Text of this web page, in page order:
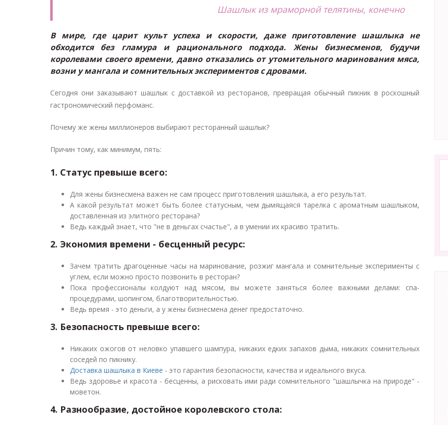
Шашлык из мраморной телятины, конечно
В мире, где царит культ успеха и скорости, даже приготовление шашлыка не
обходится без гламура и рационального подхода. Жены бизнесменов, будучи
королевами своего времени, давно отказались от утомительного маринования мяса,
возни у мангала и сомнительных экспериментов с дровами.
Сегодня они заказывают шашлык с доставкой из ресторанов, превращая обычный пикник в роскошный
гастрономический перфоманс.
Почему же жены миллионеров выбирают ресторанный шашлык?
Причин тому, как минимум, пять:
1. Статус превыше всего:
Для жены бизнесмена важен не сам процесс приготовления шашлыка, а его результат.
А какой результат может быть более статусным, чем дымящаяся тарелка с ароматным шашлыком,
доставленная из элитного ресторана?
Ведь каждый знает, что "не в деньгах счастье", а в умении их красиво тратить.
2. Экономия времени - бесценный ресурс:
Зачем тратить драгоценные часы на маринование, розжиг мангала и сомнительные эксперименты с
углем, если можно просто позвонить в ресторан?
Пока профессионалы колдуют над мясом, вы можете заняться более важными делами: спа-
процедурами, шопингом, благотворительностью.
Ведь время - это деньги, а у жены бизнесмена денег предостаточно.
3. Безопасность превыше всего:
Никаких ожогов от неловко упавшего шампура, никаких едких запахов дыма, никаких сомнительных
соседей по пикнику.
Доставка шашлыка в Киеве - это гарантия безопасности, качества и идеального вкуса.
Ведь здоровье и красота - бесценны, а рисковать ими ради сомнительного "шашлычка на природе" -
моветон.
4. Разнообразие, достойное королевского стола: